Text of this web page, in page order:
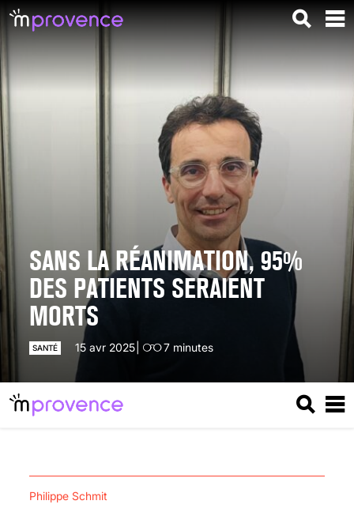
SANS LA RÉANIMATION, 95%
DES PATIENTS SERAIENT
MORTS
SANTÉ 15 avr 2025 7 minutes
Philippe Schmit